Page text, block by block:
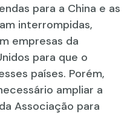
para a China e as
interrompidas,
empresas da
para que o
países. Porém,
ampliar a
Associação para